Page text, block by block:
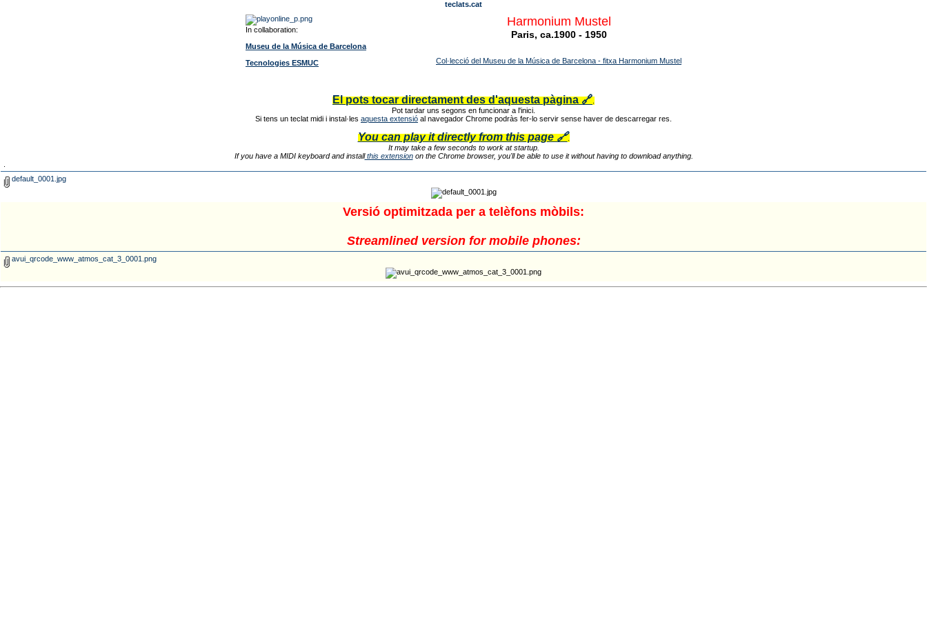
teclats.cat
In collaboration:
Museu de la Música de Barcelona
Tecnologies ESMUC
Harmonium Mustel
Paris, ca.1900 - 1950
Col·lecció del Museu de la Música de Barcelona - fitxa Harmonium Mustel
El pots tocar directament des d'aquesta pàgina 🔗
Pot tardar uns segons en funcionar a l'inici.
Si tens un teclat midi i instal·les aquesta extensió al navegador Chrome podràs fer-lo servir sense haver de descarregar res.
You can play it directly from this page 🔗.
It may take a few seconds to work at startup.
If you have a MIDI keyboard and installthis extensionon the Chrome browser, you'll be able to use it without having to download anything.
default_0001.jpg
Versió optimitzada per a telèfons mòbils:
Streamlined version for mobile phones:
avui_qrcode_www_atmos_cat_3_0001.png